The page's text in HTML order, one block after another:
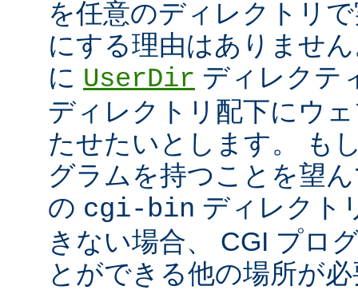
を任意のディレクトリ
にする理由はありませ
に UserDir ディレクテ
ディレクトリ配下にウ
たせたいとします。 も
グラムを持つことを望
の cgi-bin ディレクト
きない場合、 CGI プロ
とができる他の場所が